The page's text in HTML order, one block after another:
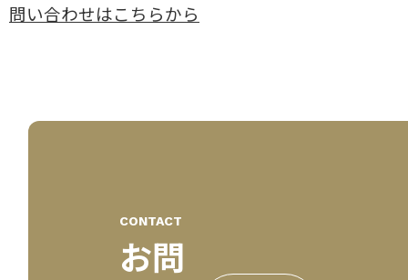
問い合わせはこちらから
CONTACT
お問